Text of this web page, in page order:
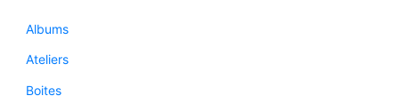
Albums
Ateliers
Boites